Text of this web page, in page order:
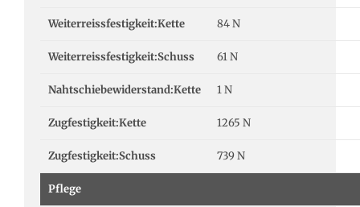
Weiterreissfestigkeit:Kette 84 N
Weiterreissfestigkeit:Schuss 61 N
Nahtschiebewiderstand:Kette 1 N
Zugfestigkeit:Kette 1265 N
Zugfestigkeit:Schuss 739 N
Pflege